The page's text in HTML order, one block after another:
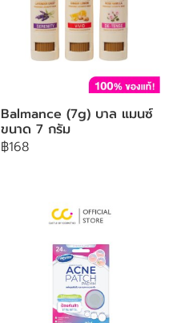
Balmance (7g) บาล แมนซ์
ขนาด 7 กรัม
฿168